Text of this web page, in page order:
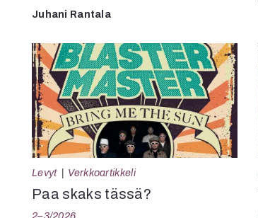
Juhani Rantala
Levyt Verkkoartikkeli
Paa skaks tässä?
2–3/2026